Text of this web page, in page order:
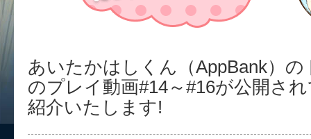
あいたかはしくん（AppBank）
のプレイ動画#14～#16が公開さ
紹介いたします!